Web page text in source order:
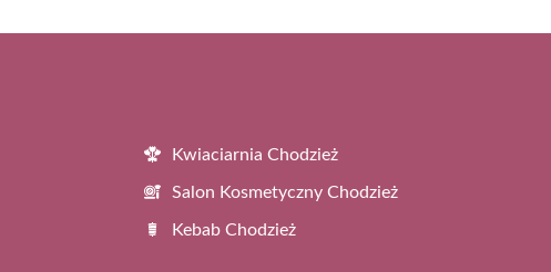
Kwiaciarnia Chodzież
Salon Kosmetyczny Chodzież
Kebab Chodzież